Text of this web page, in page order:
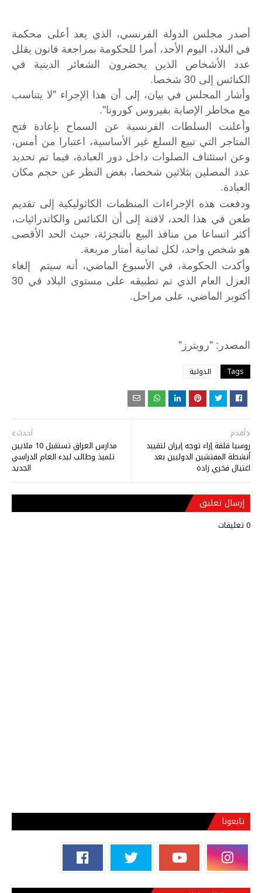
أصدر مجلس الدولة الفرنسي، الذي يعد أعلى محكمة
في البلاد، اليوم الأحد، أمرا للحكومة بمراجعة قانون يقلل
عدد الأشخاص الذين يحضرون الشعائر الدينية في
الكنائس إلى 30 شخصا.
وأشار المجلس في بيان، إلى أن هذا الإجراء "لا يتناسب
مع مخاطر الإصابة بفيروس كورونا".
وأعلنت السلطات الفرنسية عن السماح بإعادة فتح
المتاجر التي تبيع السلع غير الأساسية، اعتبارا من أمس،
وعن استئناف الصلوات داخل دور العبادة، فيما تم تحديد
عدد المصلين بثلاثين شخصا، بغض النظر عن حجم مكان
العبادة.
ودفعت هذه الإجراءات المنظمات الكاثوليكية إلى تقديم
طعن في هذا الحد، لافتة إلى أن الكنائس والكاتدرائيات،
أكثر اتساعا من منافذ البيع بالتجزئة، حيث الحد الأقصى
هو شخص واحد، لكل ثمانية أمتار مربعة.
وأكدت الحكومة، في الأسبوع الماضي، أنه سيتم إلغاء
العزل العام الذي تم تطبيقه على مستوى البلاد في 30
أكتوبر الماضي، على مراحل.
المصدر : "رويترز "
Tags الدولية
أحدث
مدارس العراق تستقبل 10 ملايين
تلميذ وطالب لبدء العام الدراسي
الجديد
أقدم
روسيا قلقة إزاء توجه إيران لتقييد
أنشطة المفتشين الدوليين بعد
اغتيال فخري زاده
إرسال تعليق
0 تعليقات
تابعونا